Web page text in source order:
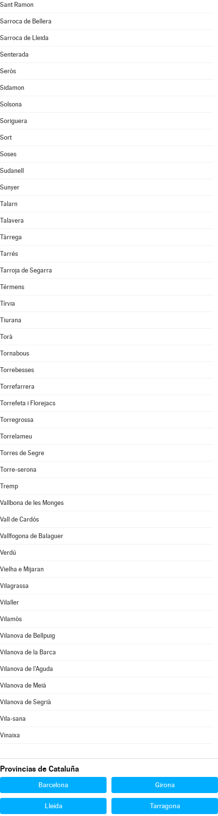
Sant Ramon
Sarroca de Bellera
Sarroca de Lleida
Senterada
Seròs
Sidamon
Solsona
Soriguera
Sort
Soses
Sudanell
Sunyer
Talarn
Talavera
Tàrrega
Tarrés
Tarroja de Segarra
Térmens
Tírvia
Tiurana
Torà
Tornabous
Torrebesses
Torrefarrera
Torrefeta i Florejacs
Torregrossa
Torrelameu
Torres de Segre
Torre-serona
Tremp
Vallbona de les Monges
Vall de Cardós
Vallfogona de Balaguer
Verdú
Vielha e Mijaran
Vilagrassa
Vilaller
Vilamòs
Vilanova de Bellpuig
Vilanova de la Barca
Vilanova de l'Aguda
Vilanova de Meià
Vilanova de Segrià
Vila-sana
Vinaixa
Provincias de Cataluña
Barcelona Girona
Lleida Tarragona